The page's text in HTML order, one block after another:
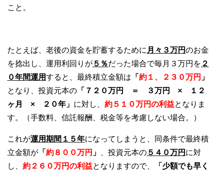
こと。
たとえば、老後の資金を貯蓄するために 月々３万円のお金
を捻出し、運用利回りが ５％だった場合で毎月３万円を ２
０年間運用すると、最終積立金額は 「 約１、２３０万円 」
となり、投資元本の 「７２０万円 ＝ ３万円 × １２
ヶ月 × ２０年」 に対し、 約５１０万円の利益となりま
す。（手数料、信託報酬、税金等を考慮しない場合。）
これが運用期間１５年になってしまうと、同条件で最終積
立金額が 「 約８００万円 」 、投資元本の ５４０万円 に対
し、 約２６０万円の利益となりますので、
「少額でも早く